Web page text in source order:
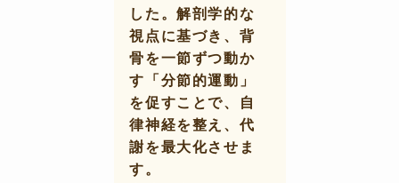
した。解剖学的な
視点に基づき、背
骨を一節ずつ動か
す「分節的運動」
を促すことで、自
律神経を整え、代
謝を最大化させま
す。